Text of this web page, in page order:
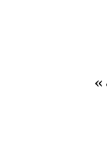
« على الرغم من أنها ليست دولة عربية، إلا أن تركيا كانت أول دولة مسلمة في العالم تقيم علاقات